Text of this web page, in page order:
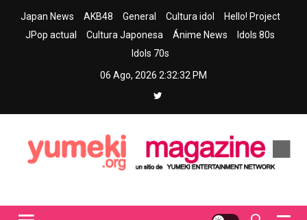
Japan News AKB48 General Cultura idol
Hello! Project
JPop actual
Cultura Japonesa Ánime News
Idols 80s
Idols 70s
06 Ago, 2026 2:32:33 PM